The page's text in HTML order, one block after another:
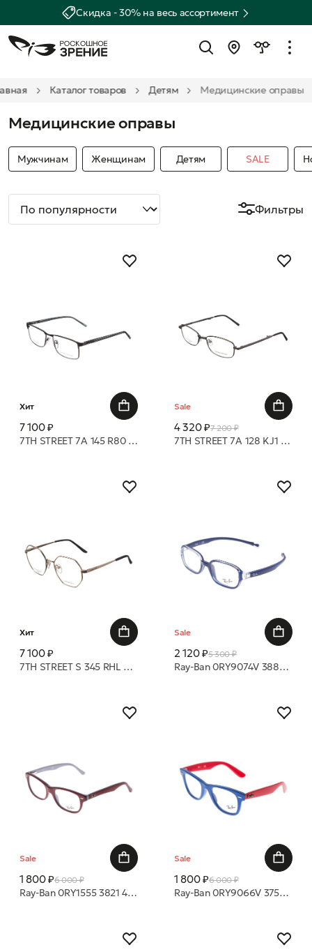
Скидка - 30% на весь ассортимент
Каталог товаров Детям Медицинские оправы
Медицинские оправы
Мужчинам Женщинам Детям SALE
Фильтры
Хит
7 100 ₽
7TH STREET 7A 145 R80 54 18 оправа
Sale
4 320 ₽7 200 ₽
7TH STREET 7A 128 KJ1 55 19 оправа
Хит
7 100 ₽
7TH STREET S 345 RHL 50 18 оправа
Sale
2 120 ₽5 300 ₽
Ray-Ban 0RY9074V 3881 41 16 оправа
Sale
1 800 ₽6 000 ₽
Ray-Ban 0RY1555 3821 48 16 оправа
Sale
1 800 ₽6 000 ₽
Ray-Ban 0RY9066V 3752 47 20 оправа